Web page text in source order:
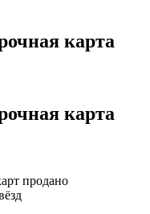
карта
карта
продано